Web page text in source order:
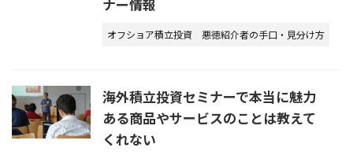
ナー情報
オフショア積立投資 悪徳紹介者の手口・見分け方
海外積立投資セミナーで本当に魅力
ある商品やサービスのことは教えて
くれない